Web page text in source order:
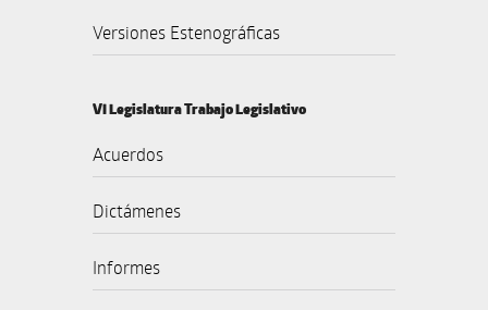
Versiones Estenográficas
VI Legislatura Trabajo Legislativo
Acuerdos
Dictámenes
Informes